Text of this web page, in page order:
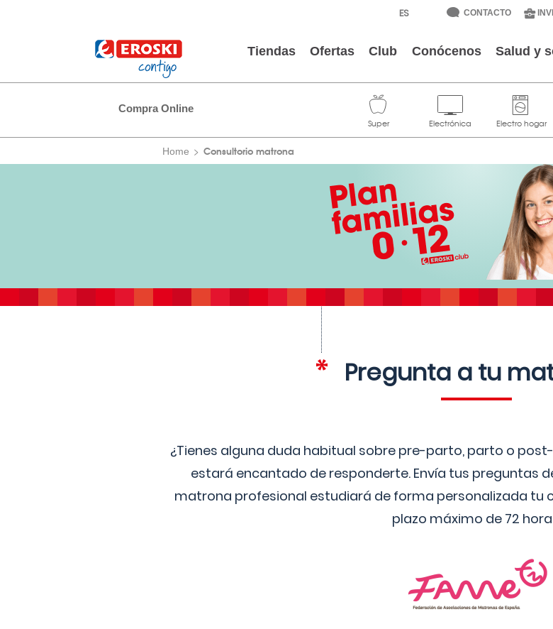
CONTACTO
Tiendas Ofertas Club Conócenos Salud y
Compra Online
Home Consultorio matrona
Pregunta a tu
¿Tienes alguna duda habitual sobre pre-parto, parto o
estará encantado de responderte. Envía tus preguntas
matrona profesional estudiará de forma personalizada tu
plazo máximo de 72